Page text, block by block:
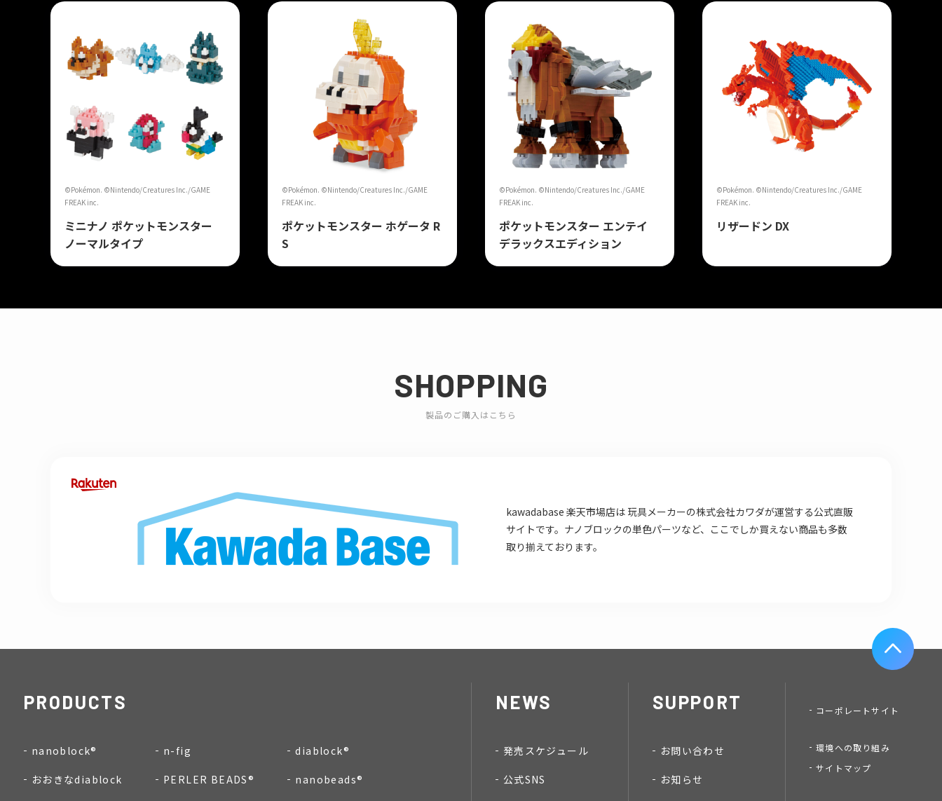
©Pokémon. ©Nintendo/Creatures Inc./GAME
FREAK inc.
ミニナノ ポケットモンスター
ノーマルタイプ
©Pokémon. ©Nintendo/Creatures Inc./GAME
FREAK inc.
ポケットモンスター ホゲータ R
S
©Pokémon. ©Nintendo/Creatures Inc./GAME
FREAK inc.
ポケットモンスター エンテイ
デラックスエディション
©Pokémon. ©Nintendo/Creatures Inc./GAME
FREAK inc.
リザードン DX
SHOPPING
製品のご購入はこちら
kawadabase 楽天市場店は 玩具メーカーの株式会社カワダが運営する公式直販
サイトです。ナノブロックの単色パーツなど、ここでしか買えない商品も多数
取り揃えております。
PRODUCTS
nanoblock® n-fig diablock®
おおきなdiablock PERLER BEADS® nanobeads®
NEWS
発売スケジュール
公式SNS
SUPPORT
お問い合わせ
お知らせ
コーポレートサイト
環境への取り組み
サイトマップ